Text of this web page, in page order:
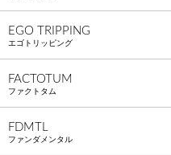
EGO TRIPPING
エゴトリッピング
FACTOTUM
ファクトタム
FDMTL
ファンダメンタル